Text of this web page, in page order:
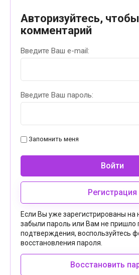
Авторизуйтесь,
комментарий
Введите Ваш e-mail:
Введите Ваш пароль:
Запомнить меня
Войти
Регистрация
Если Вы уже зарегистрированы на
забыли пароль или Вам не пришло
подтверждения, воспользуйтесь
восстановления пароля.
Восстановить